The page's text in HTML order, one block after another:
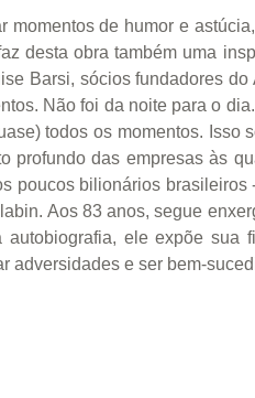
de humor e
desta obra também uma
Barsi, sócios fundadores
Não foi da noite para o
todos os momentos. Isso
profundo das empresas às
poucos bilionários brasileiros
Aos 83 anos, segue
ele expõe sua
adversidades e ser bem-